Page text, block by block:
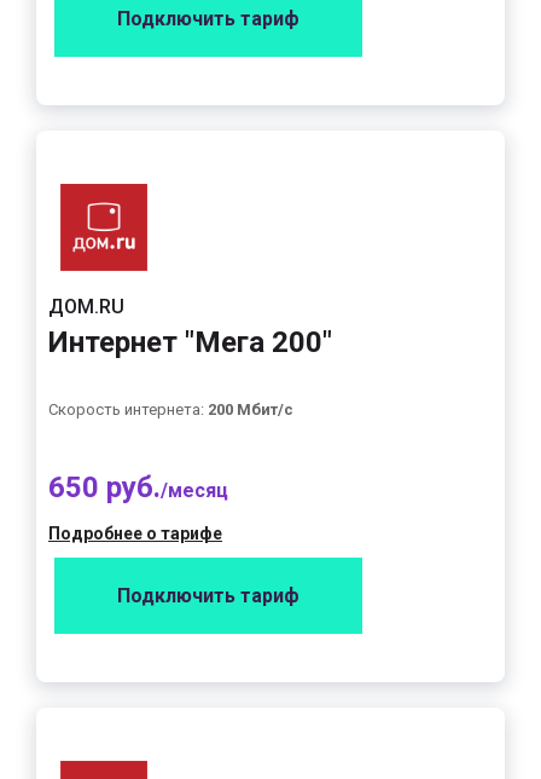
Подключить тариф
ДОМ.RU
Интернет "Мега 200"
Скорость интернета: 200 Мбит/с
650 руб./месяц
Подробнее о тарифе
Подключить тариф